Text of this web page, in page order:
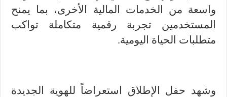
واسعة من الخدمات المالية الأخرى، بما يمنح
المستخدمين تجربة رقمية متكاملة تواكب
متطلبات الحياة اليومية.
وشهد حفل الإطلاق استعراضاً للهوية الجديدة